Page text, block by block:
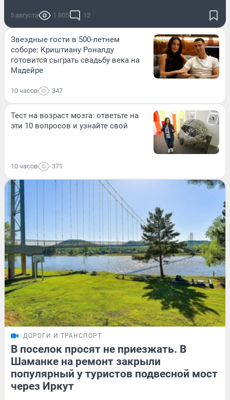
5 августа 1 805 12
Звездные гости в 500-летнем
соборе: Криштиану Роналду
готовится сыграть свадьбу века на
Мадейре
10 часов 347
Тест на возраст мозга: ответьте на
эти 10 вопросов и узнайте свой
10 часов 371
ДОРОГИ И ТРАНСПОРТ
В поселок просят не приезжать. В
Шаманке на ремонт закрыли
популярный у туристов подвесной мост
через Иркут